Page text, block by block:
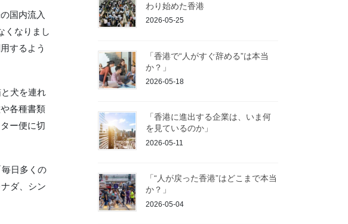
国内流入
くなりまし
するよう
犬を連れ
各種書類
ー便に切
日多くの
ダ、シン
わり始めた香港
2026-05-25
「香港で“人がすぐ辞める”は本当
か？」
2026-05-18
「香港に進出する企業は、いま何
を見ているのか」
2026-05-11
「“人が戻った香港”はどこまで本当
か？」
2026-05-04